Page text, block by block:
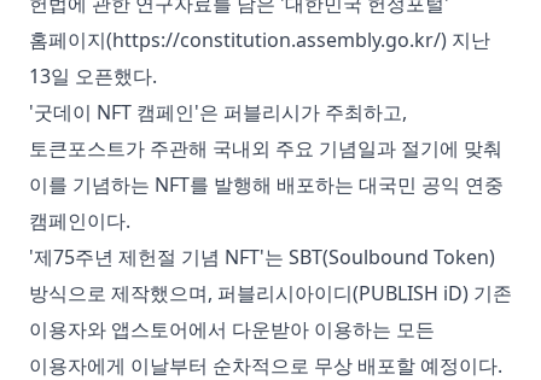
홈페이지(https://constitution.assembly.go.kr/) 지난
13일 오픈했다.
'굿데이 NFT 캠페인'은 퍼블리시가 주최하고,
토큰포스트가 주관해 국내외 주요 기념일과 절기에 맞춰
이를 기념하는 NFT를 발행해 배포하는 대국민 공익 연중
캠페인이다.
'제75주년 제헌절 기념 NFT'는 SBT(Soulbound Token)
방식으로 제작했으며, 퍼블리시아이디(PUBLISH iD) 기존
이용자와 앱스토어에서 다운받아 이용하는 모든
이용자에게 이날부터 순차적으로 무상 배포할 예정이다.